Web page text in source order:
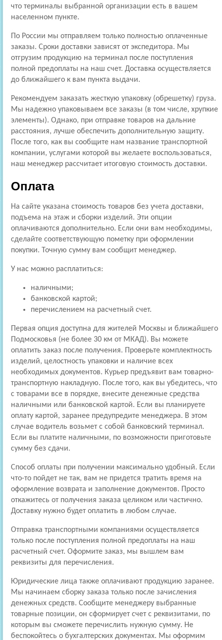
что терминалы выбранной организации есть в вашем
населенном пункте.
По России мы отправляем только полностью оплаченные
заказы. Сроки доставки зависят от экспедитора. Мы
отгрузим продукцию на терминал после поступления
полной предоплаты на наш счет. Доставка осуществляется
до ближайшего к вам пункта выдачи.
Рекомендуем заказать жесткую упаковку (обрешетку) груза.
Мы надежно упаковываем все заказы (в том числе, хрупкие
элементы). Однако, при отправке товаров на дальние
расстояния, лучше обеспечить дополнительную защиту.
После того, как вы сообщите нам название транспортной
компании, услугами которой вы желаете воспользоваться,
наш менеджер рассчитает итоговую стоимость доставки.
Оплата
На сайте указана стоимость товаров без учета доставки,
подъема на этаж и сборки изделий. Эти опции
оплачиваются дополнительно. Если они вам необходимы,
сделайте соответствующую пометку при оформлении
покупки. Точную сумму вам сообщит менеджер.
У нас можно расплатиться:
наличными;
банковской картой;
перечислением на расчетный счет.
Первая опция доступна для жителей Москвы и ближайшего
Подмосковья (не более 30 км от МКАД). Вы можете
оплатить заказ после получения. Проверьте комплектность
изделий, целостность упаковки и наличие всех
необходимых документов. Курьер предъявит вам товарно-
транспортную накладную. После того, как вы убедитесь, что
с товарами все в порядке, внесите денежные средства
наличными или банковской картой. Если вы планируете
оплату картой, заранее предупредите менеджера. В этом
случае водитель возьмет с собой банковский терминал.
Если вы платите наличными, по возможности приготовьте
сумму без сдачи.
Способ оплаты при получении максимально удобный. Если
что-то пойдет не так, вам не придется тратить время на
оформление возврата и заполнение документов. Просто
откажитесь от получения заказа целиком или частично.
Доставку нужно будет оплатить в любом случае.
Отправка транспортными компаниями осуществляется
только после поступления полной предоплаты на наш
расчетный счет. Оформите заказ, мы вышлем вам
реквизиты для перечисления.
Юридические лица также оплачивают продукцию заранее.
Мы начинаем сборку заказа только после зачисления
денежных средств. Сообщите менеджеру выбранные
товарные позиции, он сформирует счет с реквизитами, по
которым вы сможете перечислить нужную сумму. Не
беспокойтесь о бухгалтерских документах. Мы оформим